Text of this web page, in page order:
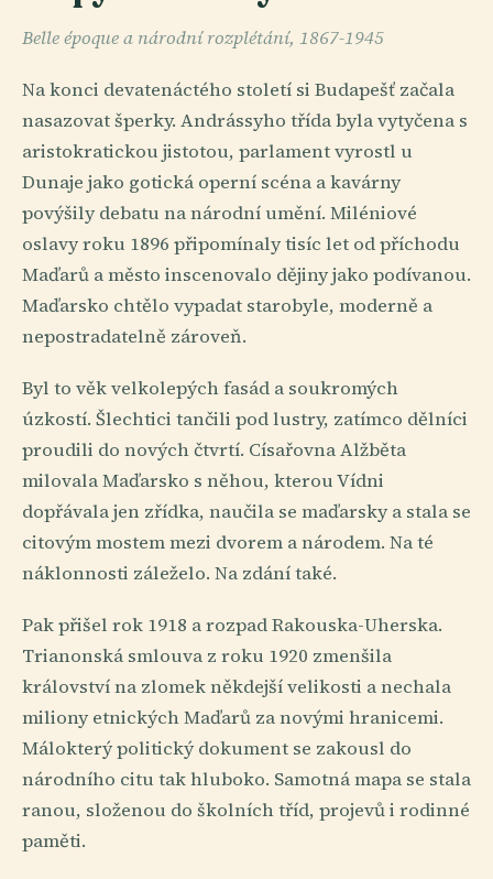
Belle époque a národní rozplétání, 1867-1945
Na konci devatenáctého století si Budapešť začala
nasazovat šperky. Andrássyho třída byla vytyčena s
aristokratickou jistotou, parlament vyrostl u
Dunaje jako gotická operní scéna a kavárny
povýšily debatu na národní umění. Miléniové
oslavy roku 1896 připomínaly tisíc let od příchodu
Maďarů a město inscenovalo dějiny jako podívanou.
Maďarsko chtělo vypadat starobyle, moderně a
nepostradatelně zároveň.
Byl to věk velkolepých fasád a soukromých
úzkostí. Šlechtici tančili pod lustry, zatímco dělníci
proudili do nových čtvrtí. Císařovna Alžběta
milovala Maďarsko s něhou, kterou Vídni
dopřávala jen zřídka, naučila se maďarsky a stala se
citovým mostem mezi dvorem a národem. Na té
náklonnosti záleželo. Na zdání také.
Pak přišel rok 1918 a rozpad Rakouska-Uherska.
Trianonská smlouva z roku 1920 zmenšila
království na zlomek někdejší velikosti a nechala
miliony etnických Maďarů za novými hranicemi.
Málokterý politický dokument se zakousl do
národního citu tak hluboko. Samotná mapa se stala
ranou, složenou do školních tříd, projevů i rodinné
paměti.